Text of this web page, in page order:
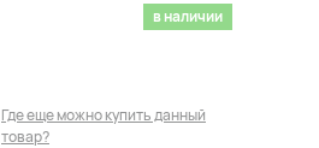
в наличии
Где еще можно купить данный
товар?